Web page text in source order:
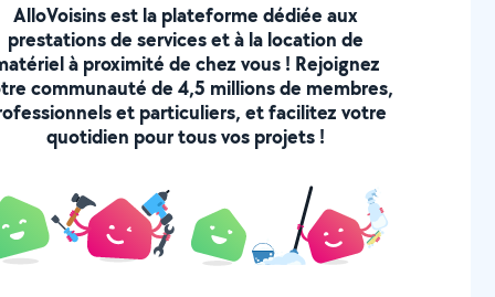
AlloVoisins est la plateforme dédiée aux
prestations de services et à la location de
à proximité de chez vous ! Rejoignez
communauté de 4,5 millions de membres,
et particuliers, et facilitez votre
quotidien pour tous vos projets !